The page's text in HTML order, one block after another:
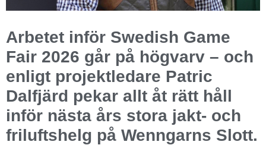
Arbetet inför Swedish Game
Fair 2026 går på högvarv – och
enligt projektledare Patric
Dalfjärd pekar allt åt rätt håll
inför nästa års stora jakt- och
friluftshelg på Wenngarns Slott.